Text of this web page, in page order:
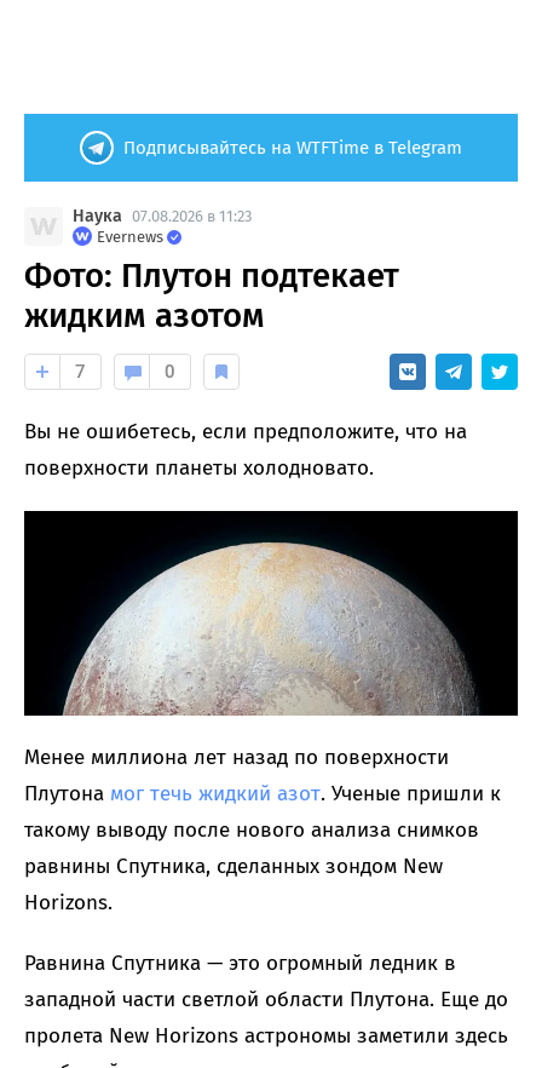
Подписывайтесь на WTFTime в Telegram
Наука 07.08.2026 в 11:23
Evernews
Фото: Плутон подтекает
жидким азотом
7 0
Вы не ошибетесь, если предположите, что на
поверхности планеты холодновато.
Менее миллиона лет назад по поверхности
Плутона мог течь жидкий азот. Ученые пришли к
такому выводу после нового анализа снимков
равнины Спутника, сделанных зондом New
Horizons.
Равнина Спутника — это огромный ледник в
западной части светлой области Плутона. Еще до
пролета New Horizons астрономы заметили здесь